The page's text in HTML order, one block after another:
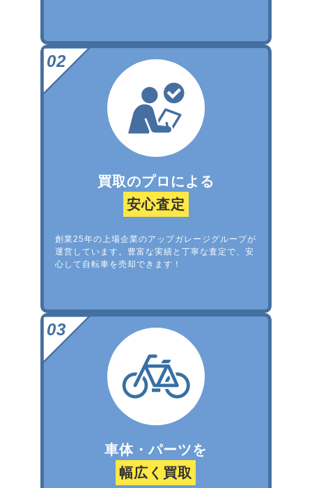
買取のプロによる
安心査定
創業25年の上場企業のアップガレージグループが
運営しています。豊富な実績と丁寧な査定で、安
心して自転車を売却できます！
車体・パーツを
幅広く買取